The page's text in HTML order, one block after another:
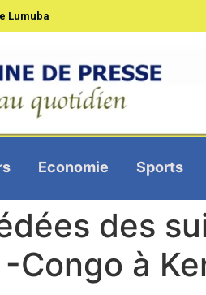
Lumuba
Economie Sports
des
Congo à